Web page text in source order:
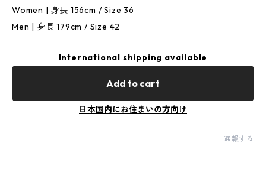
Women | 身長 156cm / Size 36
Men | 身長 179cm / Size 42
International shipping available
Add to cart
日本国内にお住まいの方向け
通報する